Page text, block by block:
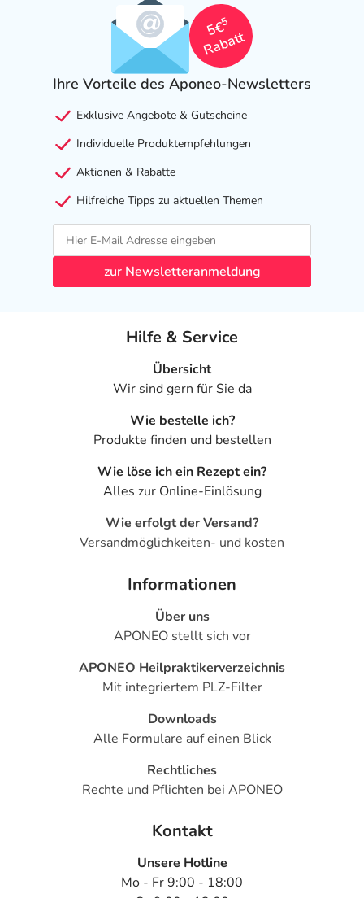
5€
5
Rabatt
Ihre Vorteile des Aponeo-Newsletters
Exklusive Angebote & Gutscheine
Individuelle Produktempfehlungen
Aktionen & Rabatte
Hilfreiche Tipps zu aktuellen Themen
zur Newsletteranmeldung
Hilfe & Service
Übersicht
Wir sind gern für Sie da
Wie bestelle ich?
Produkte finden und bestellen
Wie löse ich ein Rezept ein?
Alles zur Online-Einlösung
Wie erfolgt der Versand?
Versandmöglichkeiten- und kosten
Informationen
Über uns
APONEO stellt sich vor
APONEO Heilpraktikerverzeichnis
Mit integriertem PLZ-Filter
Downloads
Alle Formulare auf einen Blick
Rechtliches
Rechte und Pflichten bei APONEO
Kontakt
Unsere Hotline
Mo - Fr 9:00 - 18:00